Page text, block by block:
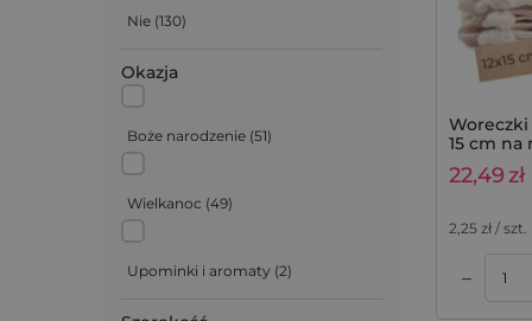
Mix kolorów
Zielony
Pomarańczowy
Brązowy
Nie (130)
Okazja
Boże narodzenie (51)
Wielkanoc (49)
Upominki i aromaty (2)
Woreczki
15 cm na
saszetki
komplet
22,49zł
2,25 zł / szt.
–
Dodaj do koszyka